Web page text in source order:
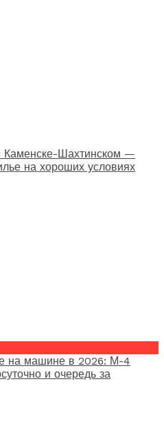
Каменске-Шахтинском —
на хороших условиях
на машине в 2026: М-4
и очередь за